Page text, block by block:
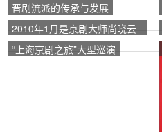
晋剧流派的传承与发展
2010年1月是京剧大师尚晓云
和荀慧生诞辰110周年。
“上海京剧之旅”大型巡演